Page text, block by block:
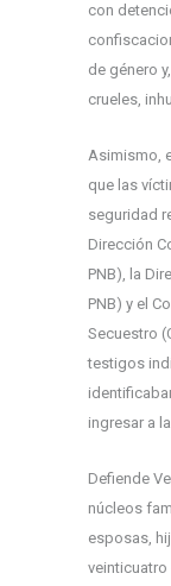
con
de género
crueles,
Asimismo,
que las
seguridad
Dirección
PNB), la
PNB) y el
Secuestro
testigos
ingresar a
Defiende
núcleos
esposas,